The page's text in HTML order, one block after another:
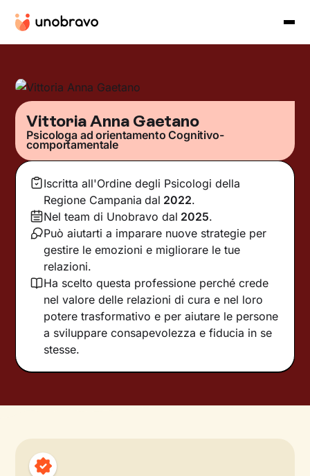
Vittoria Anna Gaetano
Psicologa ad orientamento Cognitivo-
comportamentale
Iscritta all'Ordine degli Psicologi della
Regione Campania dal 2022.
Nel team di Unobravo dal 2025.
Può aiutarti a imparare nuove strategie per
gestire le emozioni e migliorare le tue
relazioni.
Ha scelto questa professione perché crede
nel valore delle relazioni di cura e nel loro
potere trasformativo e per aiutare le persone
a sviluppare consapevolezza e fiducia in se
stesse.